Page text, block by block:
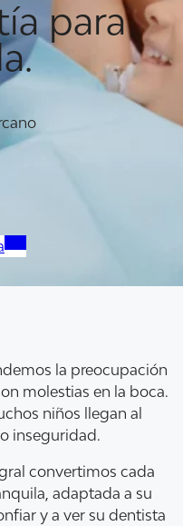
para
la preocupación
molestias en la boca.
niños llegan al
inseguridad.
convertimos cada
adaptada a su
y a ver su dentista